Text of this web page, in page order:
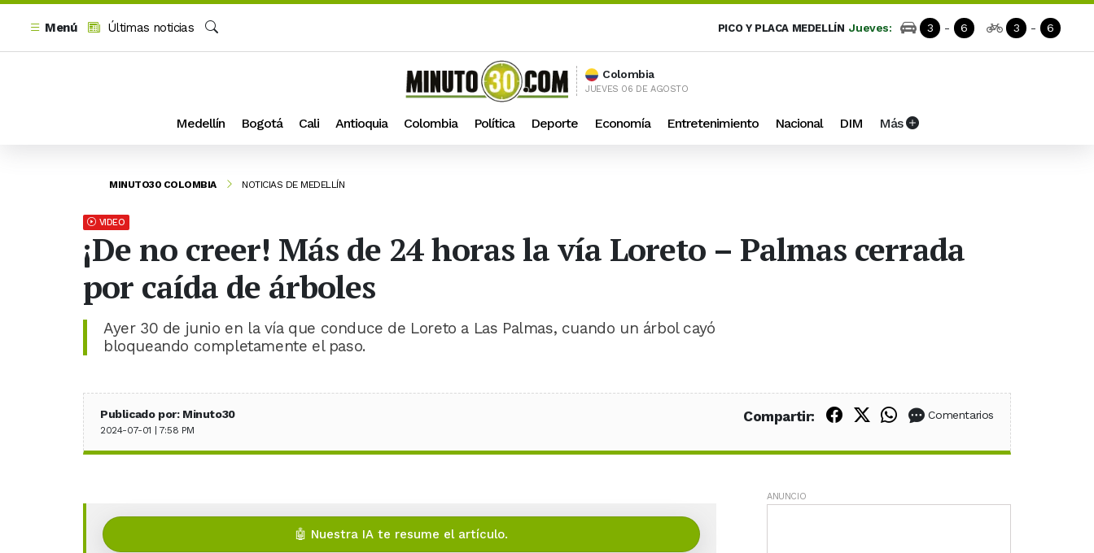
Menú
Últimas noticias
PICO Y PLACA MEDELLÍN Jueves: 3 - 6 3 - 6
Colombia
JUEVES 06 DE AGOSTO
Medellín Bogotá Cali Antioquia Colombia Política Deporte Economía Entretenimiento Nacional DIM Más
MINUTO30 COLOMBIA NOTICIAS DE MEDELLÍN
VIDEO
¡De no creer! Más de 24 horas la vía Loreto – Palmas cerrada
por caída de árboles
Ayer 30 de junio en la vía que conduce de Loreto a Las Palmas, cuando un árbol cayó
bloqueando completamente el paso.
Publicado por: Minuto30
2024-07-01 | 7:58 PM
Compartir: Compartir en Facebook
Compartir en X (Twitter)
Compartir en WhatsApp
Comentarios
🤖 Nuestra IA te resume el artículo.
ANUNCIO